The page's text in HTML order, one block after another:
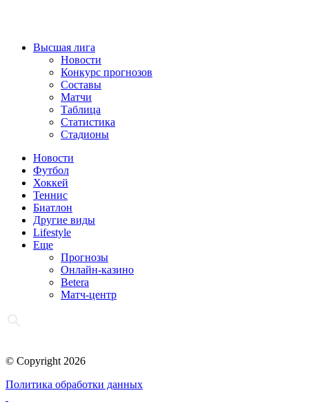
Высшая лига
Новости
Конкурс прогнозов
Составы
Матчи
Таблица
Статистика
Стадионы
Новости
Футбол
Хоккей
Теннис
Биатлон
Другие виды
Lifestyle
Еще
Прогнозы
Онлайн-казино
Betera
Матч-центр
© Copyright 2026
Политика обработки данных